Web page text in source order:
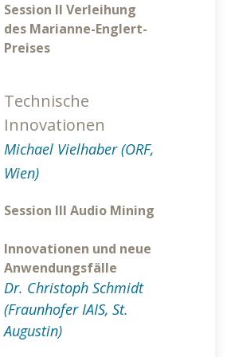
Session II Verleihung
des Marianne-Englert-
Preises
Technische
Innovationen
Michael Vielhaber (ORF,
Wien)
Session III Audio Mining
Innovationen und neue
Anwendungsfälle
Dr. Christoph Schmidt
(Fraunhofer IAIS, St.
Augustin)